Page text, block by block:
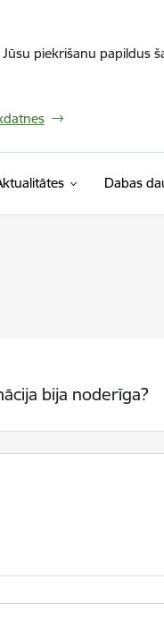
piekrišanu papildus
Dabas
bija noderīga?